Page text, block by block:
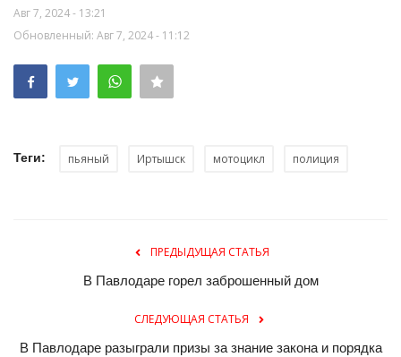
Авг 7, 2024 - 13:21
Обновленный: Авг 7, 2024 - 11:12
Теги: пьяный Иртышск мотоцикл полиция
ПРЕДЫДУЩАЯ СТАТЬЯ
В Павлодаре горел заброшенный дом
СЛЕДУЮЩАЯ СТАТЬЯ
В Павлодаре разыграли призы за знание закона и порядка